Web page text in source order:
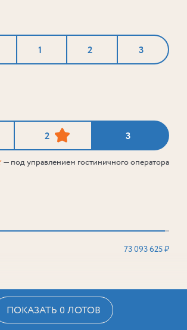
1 2 3
2 3
— под управлением гостиничного оператора
73 093 625 ₽
ПОКАЗАТЬ 0 ЛОТОВ